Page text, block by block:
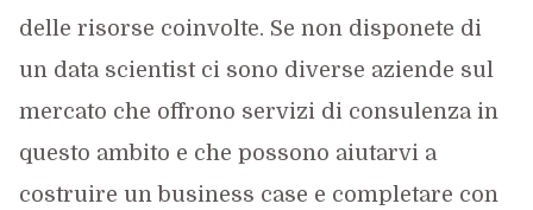
delle risorse coinvolte. Se non disponete di
un data scientist ci sono diverse aziende sul
mercato che offrono servizi di consulenza in
questo ambito e che possono aiutarvi a
costruire un business case e completare con